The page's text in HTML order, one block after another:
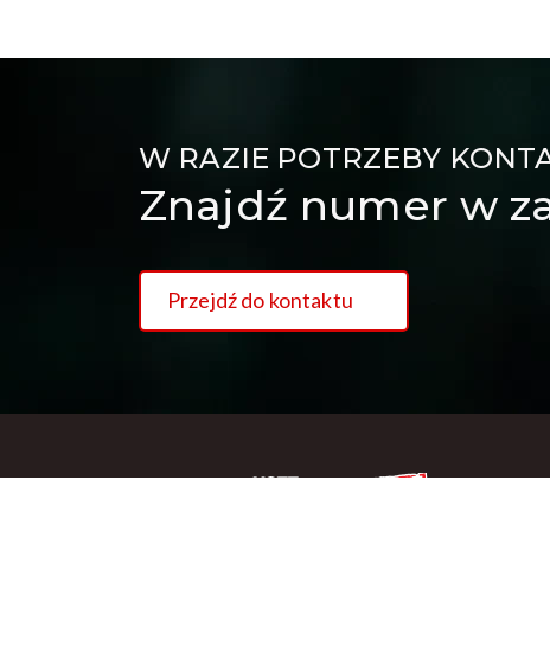
W RAZIE POTRZEBY
Znajdź numer w
Przejdź do kontaktu